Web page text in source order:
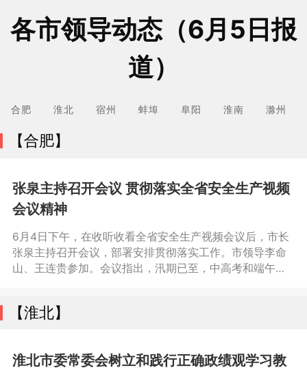
各市领导动态（6月5日报
道）
合肥 淮北 宿州 蚌埠 阜阳 淮南 滁州
【合肥】
张泉主持召开会议 贯彻落实全省安全生产视频
会议精神
6月4日下午，在收听收看全省安全生产视频会议后，市长
张泉主持召开会议，部署安排贯彻落实工作。市领导李命
山、王连贵参加。会议指出，汛期已至，中高考和端午节
论述和重要指示批示精神，认真落实省委、省政府部署要
【淮北】
淮北市委常委会树立和践行正确政绩观学习教